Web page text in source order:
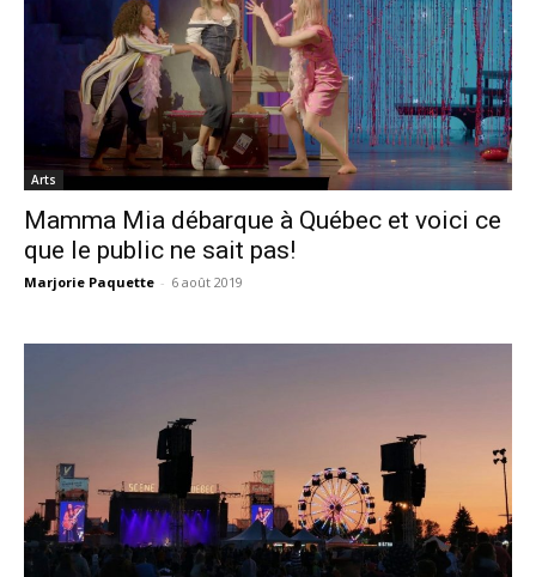
Arts
Mamma Mia débarque à Québec et voici ce
que le public ne sait pas!
Marjorie Paquette - 6 août 2019